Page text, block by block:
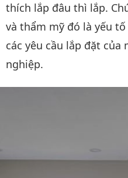
thích lắp đâu thì lắp.
và thẩm mỹ đó là yếu
các yêu cầu lắp đặt
nghiệp.